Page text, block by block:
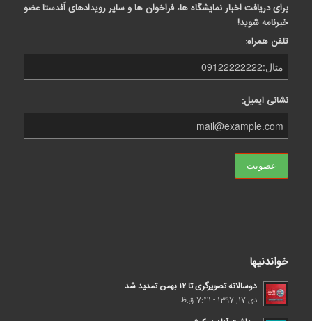
برای دریافت اخبار نمایشگاه ها، فراخوان ها و سایر رویدادهای اَفدستا عضو
خبرنامه شوید!
تلفن همراه:
نشانی ایمیل:
خواندنیها
دوسالانه تصویرگری تا ۱۲ بهمن تمدید شد
دی 17, 1397 - 7:41 ق.ظ